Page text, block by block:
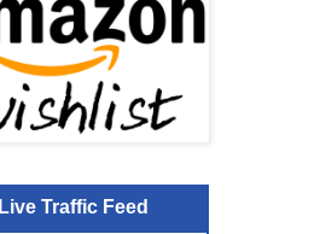
Live Traffic Feed